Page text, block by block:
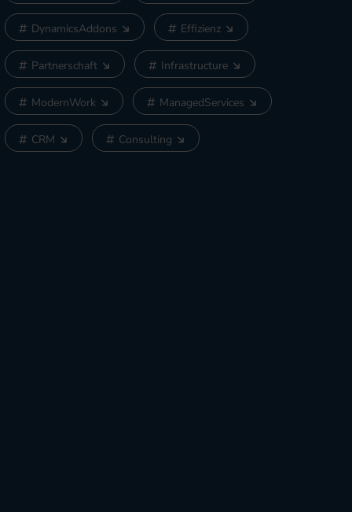
DynamicsAddons Effizienz
Partnerschaft Infrastructure
ModernWork ManagedServices
CRM Consulting